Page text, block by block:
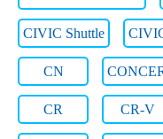
CIVIC Shuttle
CN
CR CR-V